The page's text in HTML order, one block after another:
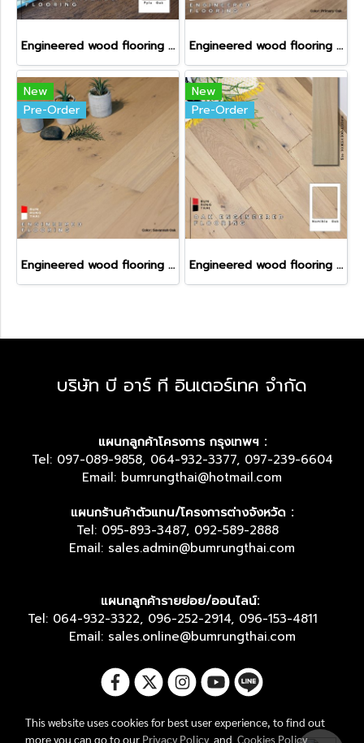
Engineered wood flooring - Pyla Oak Engineered wood flooring - Primary oak
New
Pre-Order
Engineered wood flooring - Savannah oak
New
Pre-Order
Engineered wood flooring - Namibia oak
บริษัท บี อาร์ ที อินเตอร์เทค จำกัด
แผนกลูกค้าโครงการ กรุงเทพฯ :
Tel: 097-089-9858, 064-932-3377, 097-239-6604
Email: bumrungthai@hotmail.com
แผนกร้านค้าตัวแทน/โครงการต่างจังหวัด :
Tel: 095-893-3487, 092-589-2888
Email: sales.admin@bumrungthai.com
แผนกลูกค้ารายย่อย/ออนไลน์:
Tel: 064-932-3322, 096-252-2914, 096-153-4811
Email: sales.online@bumrungthai.com
This website uses cookies for best user experience, to find out
more you can go to our Privacy Policyand Cookies Policy